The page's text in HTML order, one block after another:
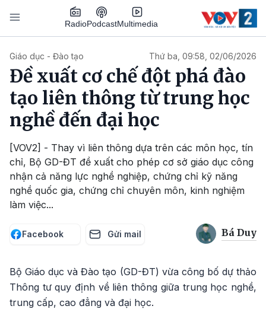
Nhảy đến nội dung
RadioPodcastMultimedia
Giáo dục - Đào tạo Thứ ba, 09:58, 02/06/2026
Đề xuất cơ chế đột phá đào
tạo liên thông từ trung học
nghề đến đại học
[VOV2] - Thay vì liên thông dựa trên các môn học, tín
chỉ, Bộ GD-ĐT đề xuất cho phép cơ sở giáo dục công
nhận cả năng lực nghề nghiệp, chứng chỉ kỹ năng
nghề quốc gia, chứng chỉ chuyên môn, kinh nghiệm
làm việc...
Facebook Gửi mail Bá Duy
Bộ Giáo dục và Đào tạo (GD-ĐT) vừa công bố dự thảo
Thông tư quy định về liên thông giữa trung học nghề,
trung cấp, cao đẳng và đại học.